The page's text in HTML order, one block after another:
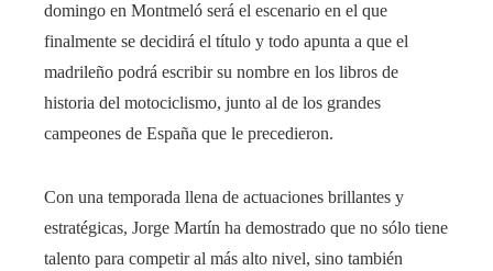
domingo en Montmeló será el escenario en el que
finalmente se decidirá el título y todo apunta a que el
madrileño podrá escribir su nombre en los libros de
historia del motociclismo, junto al de los grandes
campeones de España que le precedieron.
Con una temporada llena de actuaciones brillantes y
estratégicas, Jorge Martín ha demostrado que no sólo tiene
talento para competir al más alto nivel, sino también